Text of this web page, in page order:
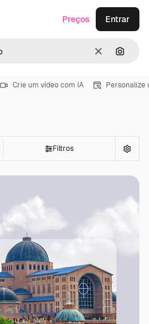
Limpar
Preços Entrar
Crie um vídeo com IA Personalize
Filtros